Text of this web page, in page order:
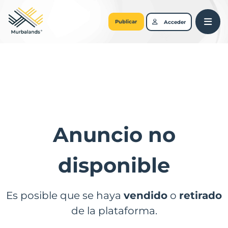
Publicar Acceder
Anuncio no
disponible
Es posible que se haya vendido o retirado
de la plataforma.